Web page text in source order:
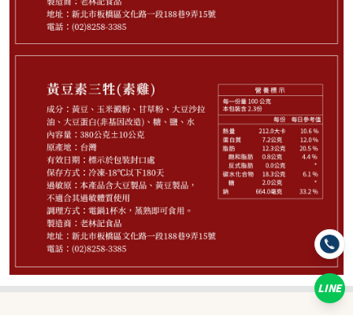
NT$480
剩20件
規格
素三牲(3個工作天)
素三牲(8/17-8/21區間出貨) 素三牲(8/31-9/4區間出貨)
LINE